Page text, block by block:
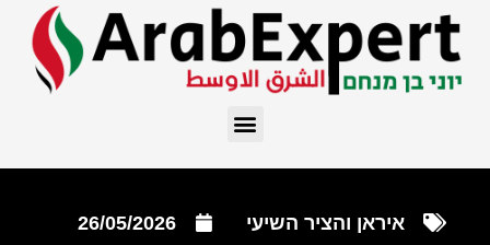
איראן והציר השיעי 26/05/2026